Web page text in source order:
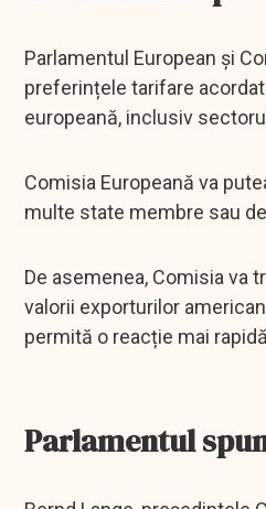
Parlamentul European și
preferințele tarifare
europeană, inclusiv
Comisia Europeană va
multe state membre sau
De asemenea, Comisia va
valorii exporturilor
permită o reacție mai
Parlamentul